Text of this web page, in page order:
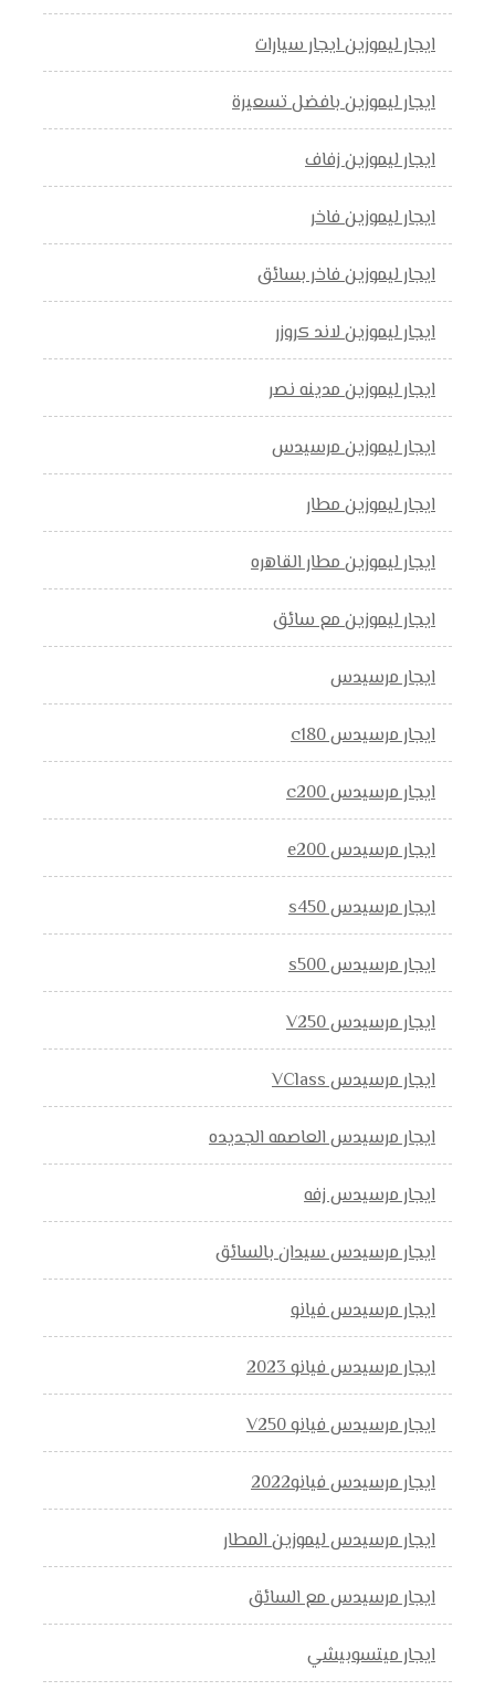
ايجار ليموزين ايجار سيارات
ايجار ليموزين بافضل تسعيرة
ايجار ليموزين زفاف
ايجار ليموزين فاخر
ايجار ليموزين فاخر بسائق
ايجار ليموزين لاند كروزر
ايجار ليموزين مدينه نصر
ايجار ليموزين مرسيدس
ايجار ليموزين مطار
ايجار ليموزين مطار القاهره
ايجار ليموزين مع سائق
ايجار مرسيدس
ايجار مرسيدس c180
ايجار مرسيدس c200
ايجار مرسيدس e200
ايجار مرسيدس s450
ايجار مرسيدس s500
ايجار مرسيدس V250
ايجار مرسيدس VClass
ايجار مرسيدس العاصمه الجديده
ايجار مرسيدس زفه
ايجار مرسيدس سيدان بالسائق
ايجار مرسيدس فيانو
ايجار مرسيدس فيانو 2023
ايجار مرسيدس فيانو V250
ايجار مرسيدس فيانو2022
ايجار مرسيدس ليموزين المطار
ايجار مرسيدس مع السائق
ايجار ميتسوبيشي